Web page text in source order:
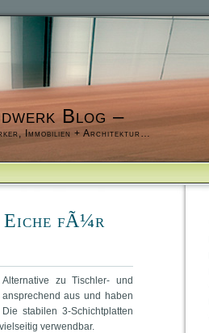
Blog –
Immobilien + Architektur…
Eiche fÃ¼r
zu Tischler- und
aus und haben
stabilen 3-Schichtplatten
verwendbar.